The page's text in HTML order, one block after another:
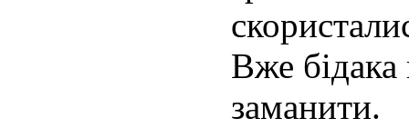
Вже бідака
заманити.